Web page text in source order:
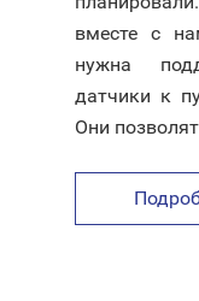
вместе с
нужна
датчики к
Они